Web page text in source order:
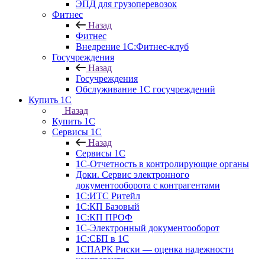
ЭПД для грузоперевозок
Фитнес
Назад
Фитнес
Внедрение 1С:Фитнес-клуб
Госучреждения
Назад
Госучреждения
Обслуживание 1С госучреждений
Купить 1С
Назад
Купить 1С
Сервисы 1С
Назад
Сервисы 1С
1С-Отчетность в контролирующие органы
Доки. Сервис электронного
документооборота с контрагентами
1С:ИТС Ритейл
1С:КП Базовый
1С:КП ПРОФ
1С-Электронный документооборот
1С:СБП в 1С
1СПАРК Риски — оценка надежности